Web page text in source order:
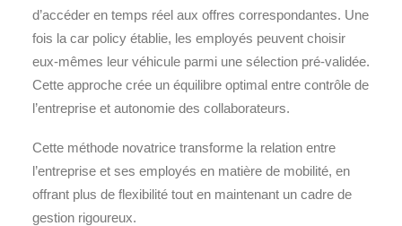
d’accéder en temps réel aux offres correspondantes. Une
fois la car policy établie, les employés peuvent choisir
eux-mêmes leur véhicule parmi une sélection pré-validée.
Cette approche crée un équilibre optimal entre contrôle de
l’entreprise et autonomie des collaborateurs.
Cette méthode novatrice transforme la relation entre
l’entreprise et ses employés en matière de mobilité, en
offrant plus de flexibilité tout en maintenant un cadre de
gestion rigoureux.